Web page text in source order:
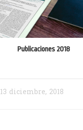
Publicaciones 2018
13 diciembre, 2018